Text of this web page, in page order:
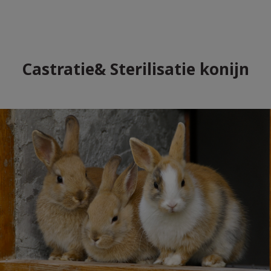
Castratie& Sterilisatie konijn